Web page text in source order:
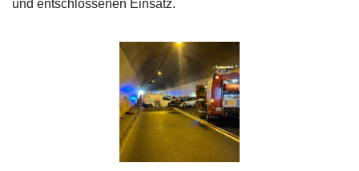
und entschlossenen Einsatz.